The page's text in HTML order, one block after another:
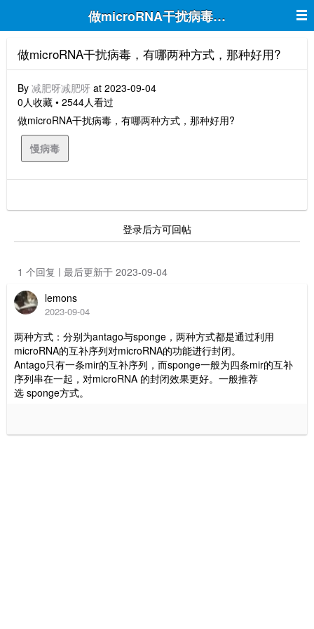
做microRNA干扰病毒，有哪两种方式
做microRNA干扰病毒，有哪两种方式，那种好用?
By 减肥呀减肥呀 at 2023-09-04
0人收藏 • 2544人看过
做microRNA干扰病毒，有哪两种方式，那种好用?
慢病毒
登录后方可回帖
1 个回复 | 最后更新于 2023-09-04
lemons
2023-09-04
两种方式：分别为antago与sponge，两种方式都是通过利用
microRNA的互补序列对microRNA的功能进行封闭。
Antago只有一条mir的互补序列，而sponge一般为四条mir的互补
序列串在一起，对microRNA 的封闭效果更好。一般推荐
选 sponge方式。